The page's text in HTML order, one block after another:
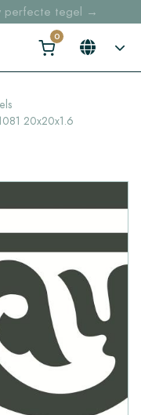
perfecte tegel →
thuisbezorgd
in NL en BE
20x20x1.6